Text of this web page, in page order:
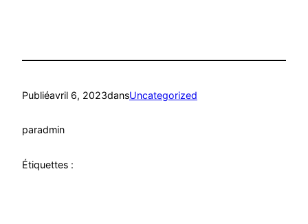
Publiéavril 6, 2023dansUncategorized
paradmin
Étiquettes :